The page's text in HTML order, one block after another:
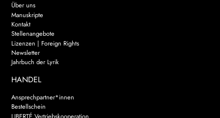
Über uns
Manuskripte
Kontakt
Stellenangebote
Lizenzen | Foreign Rights
Newsletter
Jahrbuch der Lyrik
HANDEL
Ansprechpartner*innen
Bestellschein
LIBERTÉ Vertriebskooperation